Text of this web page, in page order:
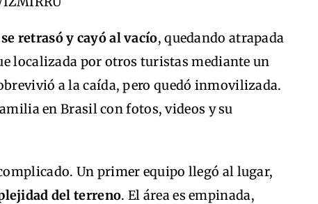
retrasó y cayó al vacío, quedando atrapada
localizada por otros turistas mediante un
a la caída, pero quedó inmovilizada.
en Brasil con fotos, videos y su
Un primer equipo llegó al lugar,
del terreno. El área es empinada,